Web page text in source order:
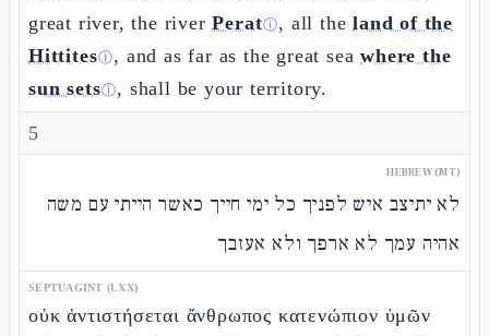
great river, the riverPeratⓘ, all theland of the
Hittitesⓘ, and as far as the great seawhere the
sun setsⓘ, shall be your territory.
5
HEBREW (MT)
לא יתיצב איש לפניך כל ימי חייך כאשר הייתי עם משה
אהיה עמך לא ארפך ולא אעזבך
SEPTUAGINT (LXX)
οὐκ ἀντιστήσεται ἄνθρωπος κατενώπιον ὑμῶν